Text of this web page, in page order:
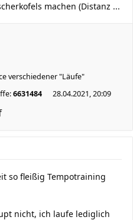
machen (Distanz ...
verschiedener "Läufe"
6631484 28.04.2021, 20:09
so fleißig Tempotraining
nicht, ich laufe lediglich